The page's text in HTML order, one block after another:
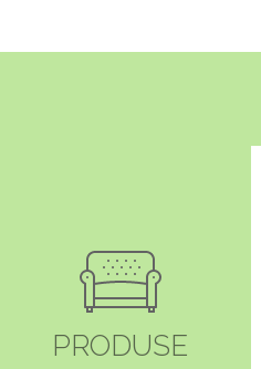
PRODUSE